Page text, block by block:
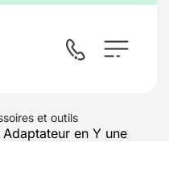
et outils
Adaptateur en Y une